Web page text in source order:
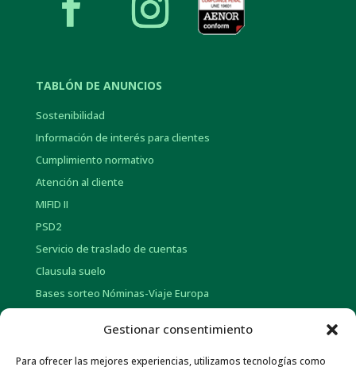
Gestionar consentimiento
Para ofrecer las mejores experiencias, utilizamos tecnologías como
TABLÓN DE ANUNCIOS
Sostenibilidad
Información de interés para clientes
Cumplimiento normativo
Atención al cliente
MIFID II
PSD2
Servicio de traslado de cuentas
Clausula suelo
Bases sorteo Nóminas-Viaje Europa
INFORMACIÓN CORPORATIVA